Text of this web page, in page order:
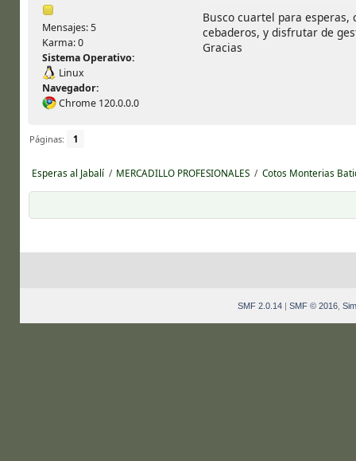
Mensajes: 5
Karma: 0
Sistema Operativo:
Linux
Navegador:
Chrome 120.0.0.0
Busco cuartel para
cebaderos, y disfrutar de
Gracias
Páginas: 1
Esperas al Jabalí/ MERCADILLO PROFESIONALES / Cotos Monterias
SMF 2.0.14 | SMF © 2016